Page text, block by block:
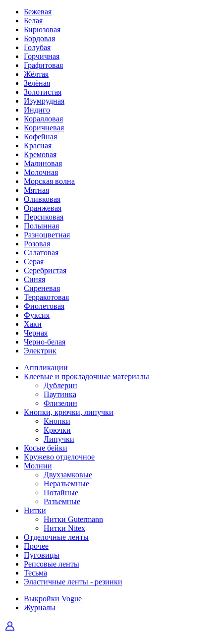
Бежевая
Белая
Бирюзовая
Бордовая
Голубая
Горчичная
Графитовая
Жёлтая
Зелёная
Золотистая
Изумрудная
Индиго
Коралловая
Коричневая
Кофейная
Красная
Кремовая
Малиновая
Молочная
Морская волна
Мятная
Оливковая
Оранжевая
Персиковая
Полынная
Разноцветная
Розовая
Салатовая
Серая
Серебристая
Синяя
Сиреневая
Терракотовая
Фиолетовая
Фуксия
Хаки
Черная
Черно-белая
Электрик
Аппликации
Клеевые и прокладочные материалы
Дублерин
Паутинка
Флизелин
Кнопки, крючки, липучки
Кнопки
Крючки
Липучки
Косые бейки
Кружево отделочное
Молнии
Двухзамковые
Неразъемные
Потайные
Разъемные
Нитки
Нитки Gutermann
Нитки Nitex
Отделочные ленты
Прочее
Пуговицы
Репсовые ленты
Тесьма
Эластичные ленты - резинки
Выкройки Vogue
Журналы